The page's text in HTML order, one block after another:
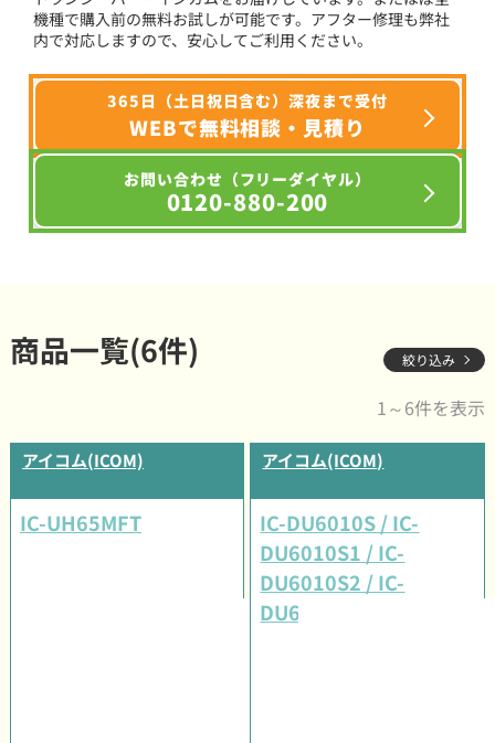
機種で購入前の無料お試しが可能です。アフター修理も弊社
内で対応しますので、安心してご利用ください。
365日（土日祝日含む）深夜まで受付
WEBで無料相談・見積り
お問い合わせ（フリーダイヤル）
0120-880-200
商品一覧(6件) 絞り込み
1～6件を表示
アイコム(ICOM)
IC-UH65MFT
アイコム(ICOM)
IC-DU6010S / IC-
DU6010S1 / IC-
DU6010S2 / IC-
DU6010S3